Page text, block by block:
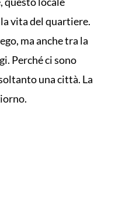
vita del quartiere.
ma anche tra la
Perché ci sono
una città. La